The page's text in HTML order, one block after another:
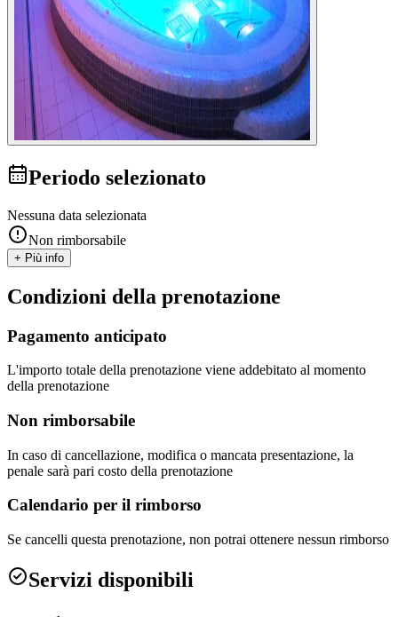
Periodo selezionato
Nessuna data selezionata
Non rimborsabile
+ Più info
Condizioni della prenotazione
Pagamento anticipato
L'importo totale della prenotazione viene addebitato al momento
della prenotazione
Non rimborsabile
In caso di cancellazione, modifica o mancata presentazione, la
penale sarà pari costo della prenotazione
Calendario per il rimborso
Se cancelli questa prenotazione, non potrai ottenere nessun rimborso
Servizi disponibili